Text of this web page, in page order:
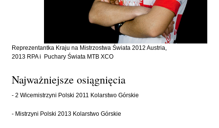
Reprezentantka Kraju na Mistrzostwa Świata 2012 Austria,
2013 RPA i Puchary Świata MTB XCO
Najważniejsze osiągnięcia
- 2 Wicemistrzyni Polski 2011 Kolarstwo Górskie
- Mistrzyni Polski 2013 Kolarstwo Górskie